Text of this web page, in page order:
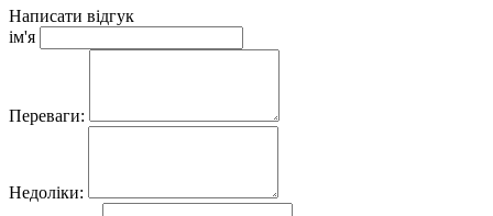
Написати відгук
ім'я
Переваги:
Недоліки: